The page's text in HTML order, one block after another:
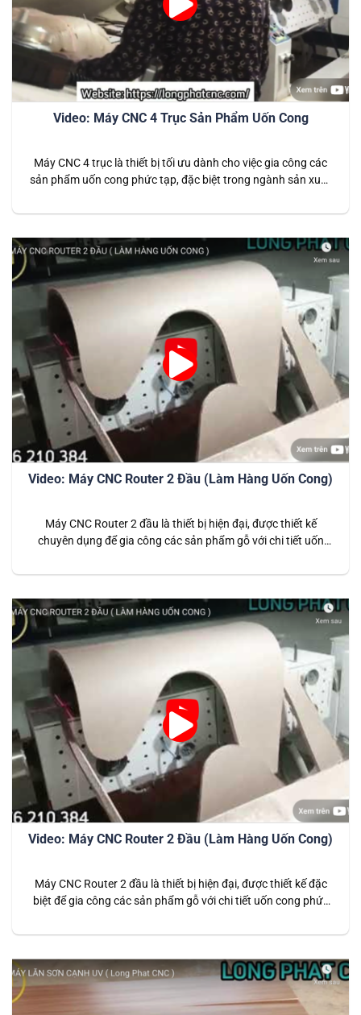
Video: Máy CNC 4 Trục Sản Phẩm Uốn Cong
Máy CNC 4 trục là thiết bị tối ưu dành cho việc gia công các
sản phẩm uốn cong phức tạp, đặc biệt trong ngành sản xuất
cho phép xử lý chi tiết ở nhiều góc độ khác nhau, đảm…
Video: Máy CNC Router 2 Đầu (Làm Hàng Uốn Cong)
Máy CNC Router 2 đầu là thiết bị hiện đại, được thiết kế
chuyên dụng để gia công các sản phẩm gỗ với chi tiết uốn
nghiệp sản xuất nội thất cao cấp, đòi hỏi độ tinh xảo và năng
Video: Máy CNC Router 2 Đầu (Làm Hàng Uốn Cong)
Máy CNC Router 2 đầu là thiết bị hiện đại, được thiết kế đặc
biệt để gia công các sản phẩm gỗ với chi tiết uốn cong phức
năng suất mà còn đảm bảo độ chính xác cao trong các sản